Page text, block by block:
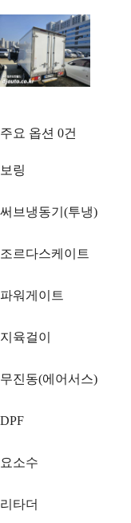
주요 옵션 0건
보링
써브냉동기(투냉)
조르다스케이트
파워게이트
지육걸이
무진동(에어서스)
DPF
요소수
리타더